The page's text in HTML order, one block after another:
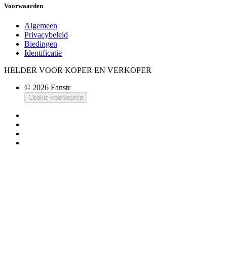
Voorwaarden
Algemeen
Privacybeleid
Biedingen
Identificatie
HELDER VOOR KOPER EN VERKOPER
© 2026 Fanstr
Cookie voorkeuren